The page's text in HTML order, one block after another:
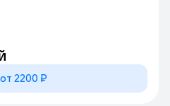
от 2200 ₽